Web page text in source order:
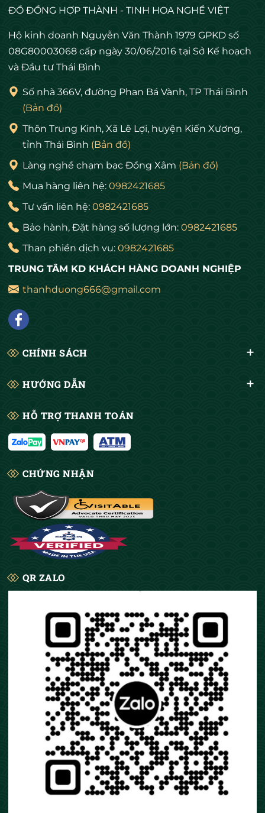
ĐỒ ĐỒNG HỢP THÀNH - TINH HOA NGHỀ VIỆT
Hộ kinh doanh Nguyễn Văn Thành 1979 GPKD số
08G80003068 cấp ngày 30/06/2016 tại Sở Kế hoạch
và Đầu tư Thái Bình
Số nhà 366V, đường Phan Bá Vành, TP Thái Bình
(Bản đồ)
Thôn Trung Kinh, Xã Lê Lợi, huyện Kiến Xương,
tỉnh Thái Bình (Bản đồ)
Làng nghề chạm bạc Đồng Xâm (Bản đồ)
Mua hàng liên hệ: 0982421685
Tư vấn liên hệ: 0982421685
Bảo hành, Đặt hàng số lượng lớn: 0982421685
Than phiền dịch vu: 0982421685
TRUNG TÂM KD KHÁCH HÀNG DOANH NGHIỆP
thanhduong666@gmail.com
CHÍNH SÁCH
HƯỚNG DẪN
HỖ TRỢ THANH TOÁN
CHỨNG NHẬN
QR ZALO